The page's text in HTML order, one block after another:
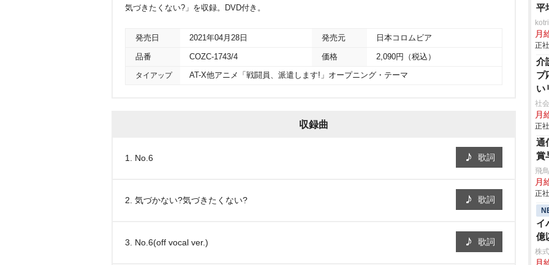
気づきたくない?」を収録。DVD付き。
発売日 2021年04月28日 発売元 日本コロムビア
品番 COZC-1743/4 価格 2,090円（税込）
タイアップ AT-X他アニメ「戦闘員、派遣します!」オープニング・テーマ
収録曲
1. No.6 歌詞
2. 気づかない?気づきたくない? 歌詞
3. No.6(off vocal ver.) 歌詞
平
月
正
介
プ
い
社
月
正
通
賞
飛
月
正
イ
億
事
株
月